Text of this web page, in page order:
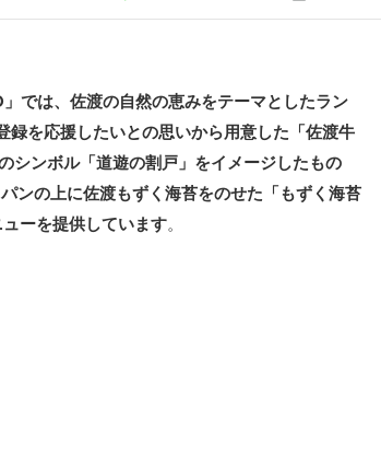
では、佐渡の自然の恵みをテーマとしたラン
を応援したいとの思いから用意した「佐渡牛
シンボル「道遊の割戸」をイメージしたもの
ンの上に佐渡もずく海苔をのせた「もずく海苔
ーを提供しています。